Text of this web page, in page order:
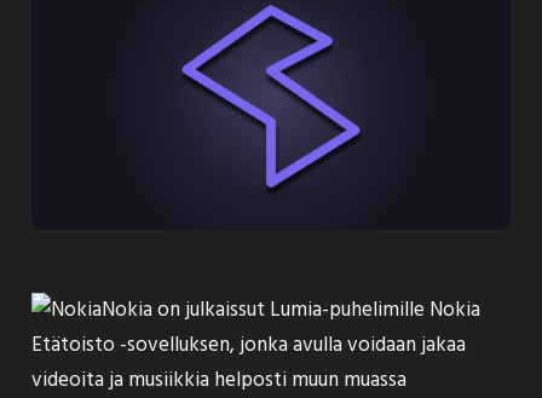
Nokia onjulkaissut Lumia-puhelimille Nokia
Etätoisto -sovelluksen, jonka avulla voidaan jakaa
videoita ja musiikkia helposti muun muassa